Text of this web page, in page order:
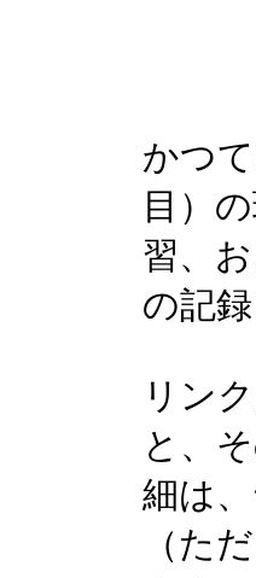
かつ
目）
習、
の記
リン
と、
細は
（た